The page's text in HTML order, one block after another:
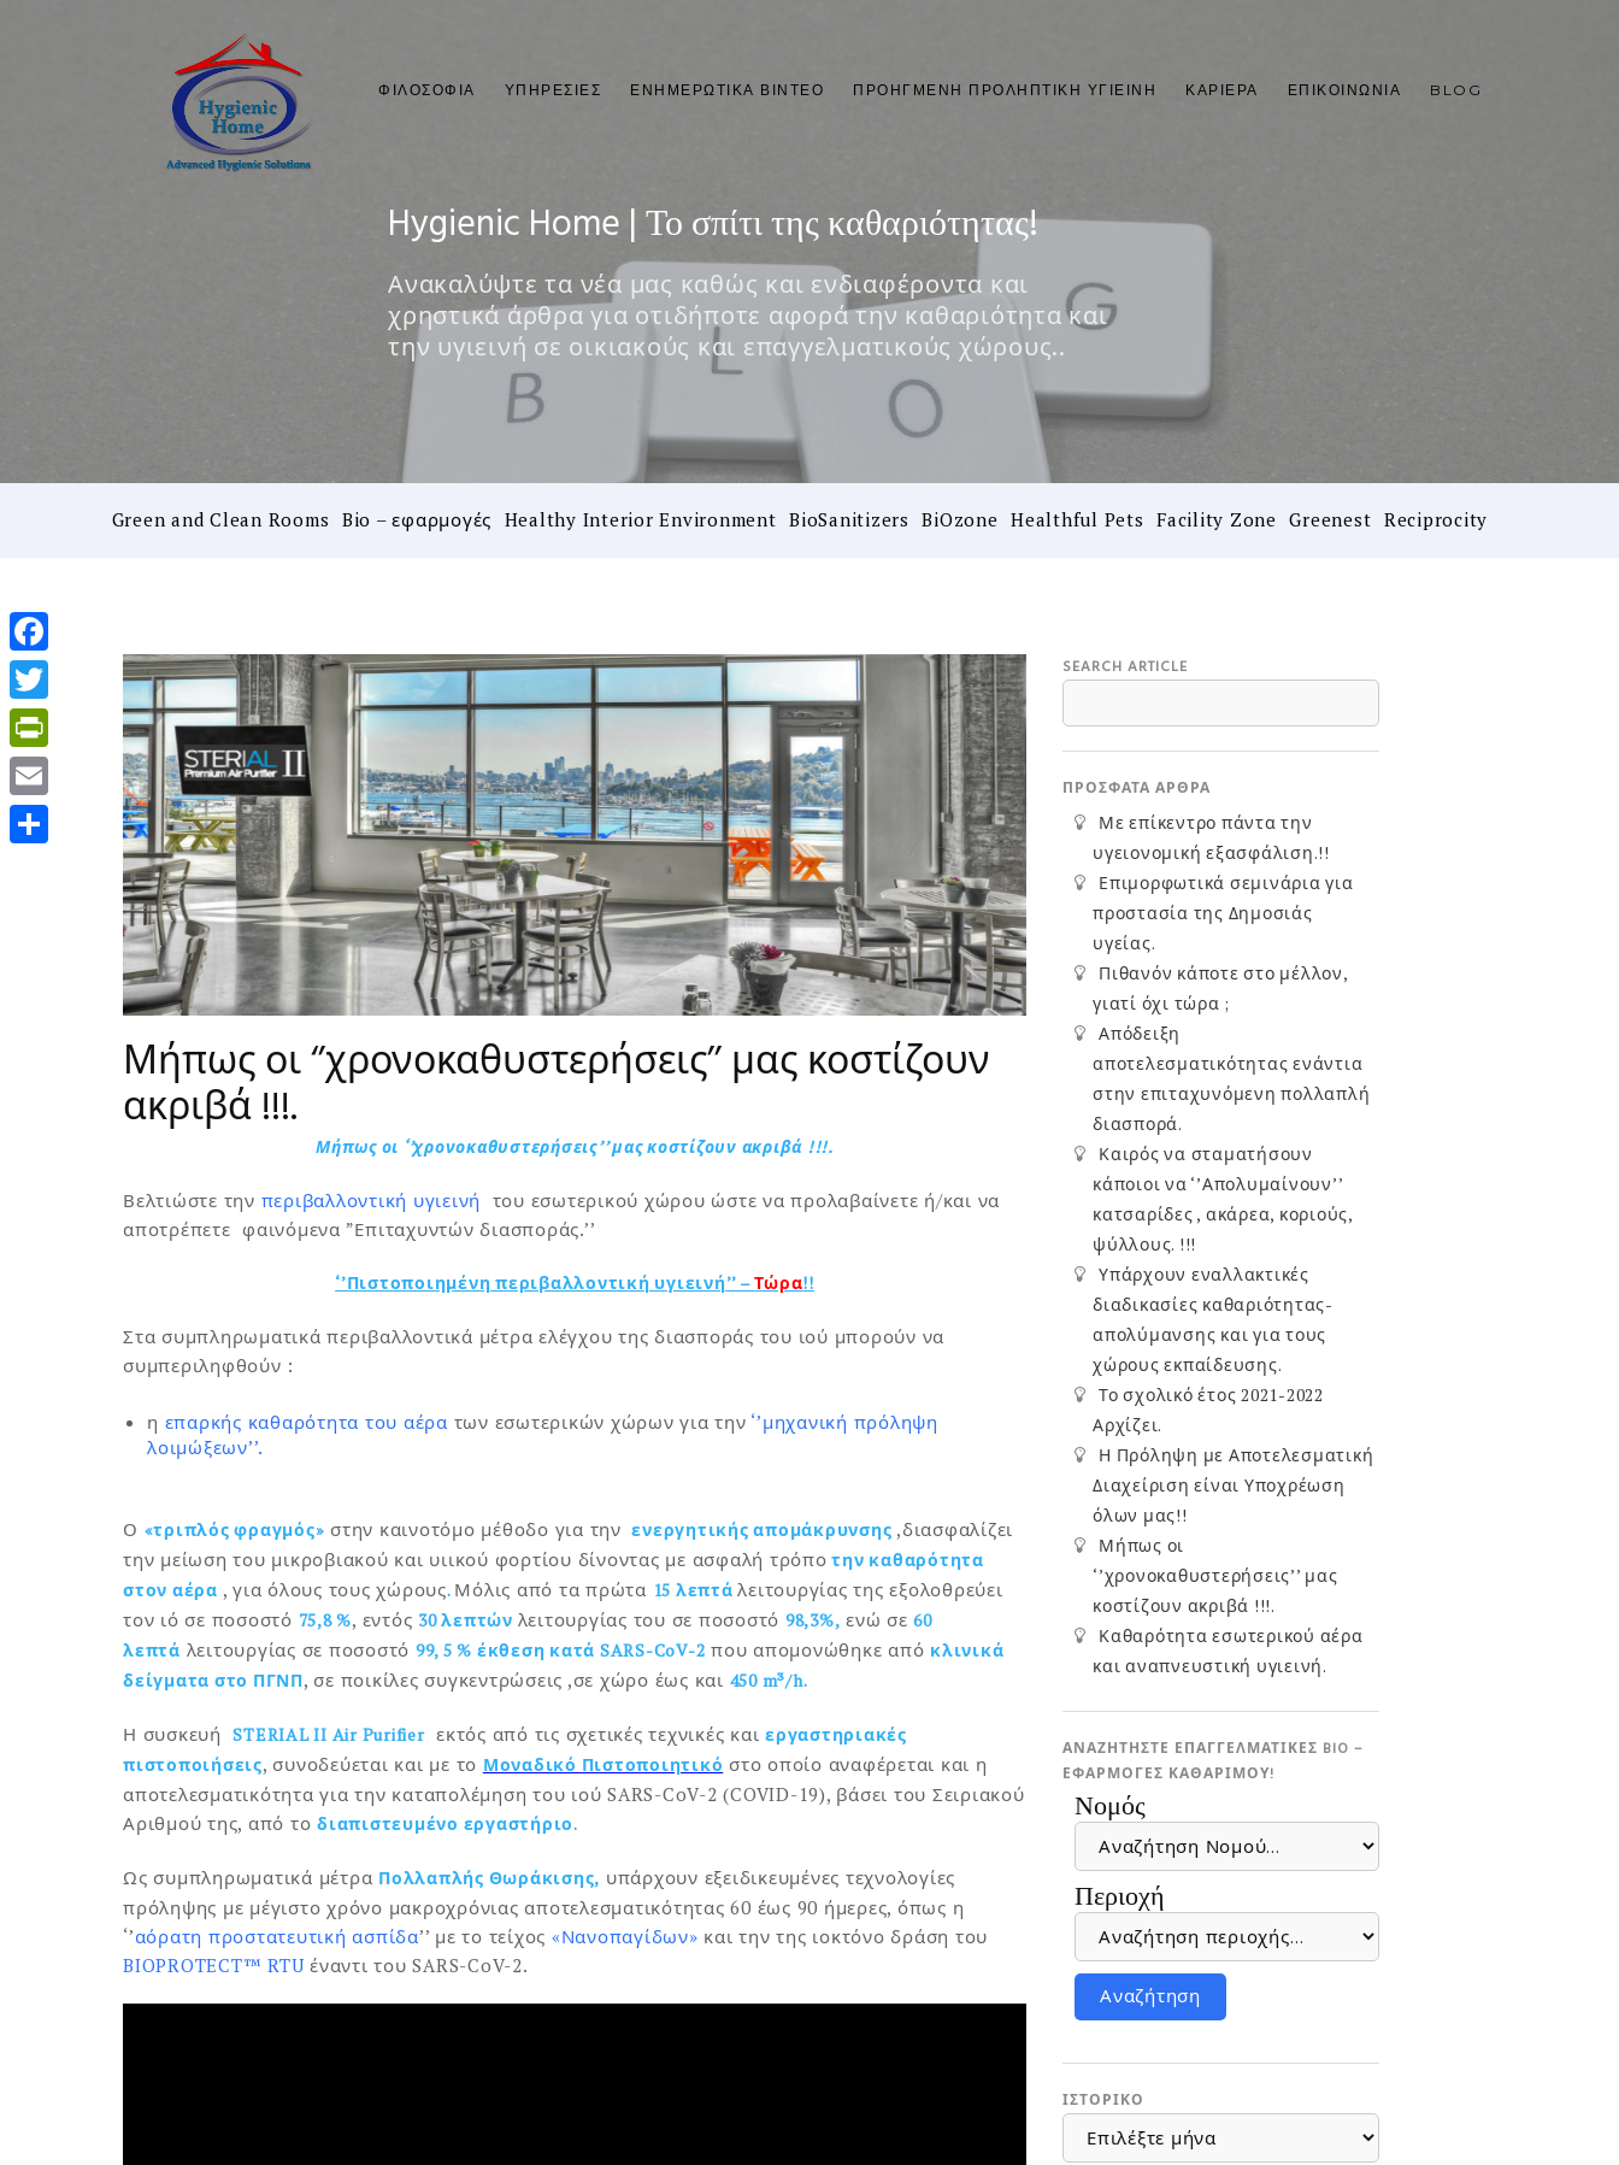
ΦΙΛΟΣΟΦΊΑ ΥΠΗΡΕΣΊΕΣ ΕΝΗΜΕΡΩΤΙΚΆ ΒΊΝΤΕΟ ΠΡΟΗΓΜΈΝΗ ΠΡΟΛΗΠΤΙΚΉ ΥΓΙΕΙΝΉ ΚΑΡΙΈΡΑ ΕΠΙΚΟΙΝΩΝΊΑ BLOG
Hygienic Home | Το σπίτι της καθαριότητας!
Ανακαλύψτε τα νέα μας καθώς και ενδιαφέροντα και
χρηστικά άρθρα για οτιδήποτε αφορά την καθαριότητα και
την υγιεινή σε οικιακούς και επαγγελματικούς χώρους..
Green and Clean Rooms Bio – εφαρμογές Healthy Interior Environment BioSanitizers BiOzone Healthful Pets Facility Zone Greenest Reciprocity
Μήπως οι ‘’χρονοκαθυστερήσεις’’ μας κοστίζουν
ακριβά !!!.
Μήπως οι ‘’χρονοκαθυστερήσεις’’ μας κοστίζουν ακριβά !!!.
Βελτιώστε την περιβαλλοντική υγιεινή του εσωτερικού χώρου ώστε να προλαβαίνετε ή/και να
αποτρέπετε φαινόμενα ”Επιταχυντών διασποράς.’’
‘’Πιστοποιημένη περιβαλλοντική υγιεινή’’ –Τώρα!!
Στα συμπληρωματικά περιβαλλοντικά μέτρα ελέγχου της διασποράς του ιού μπορούν να
συμπεριληφθούν :
η επαρκής καθαρότητα του αέρα των εσωτερικών χώρων για την ‘’μηχανική πρόληψη
λοιμώξεων’’.
Ο «τριπλός φραγμός» στην καινοτόμο μέθοδο για την ενεργητικής απομάκρυνσης ,διασφαλίζει
την μείωση του μικροβιακού και υιικού φορτίου δίνοντας με ασφαλή τρόπο την καθαρότητα
στον αέρα , για όλους τους χώρους. Μόλις από τα πρώτα 15 λεπτά λειτουργίας της εξολοθρεύει
τον ιό σε ποσοστό 75,8 %, εντός 30 λεπτών λειτουργίας του σε ποσοστό 98,3%, ενώ σε60
λεπτά λειτουργίας σε ποσοστό 99, 5 % έκθεση κατά SARS-CoV-2 που απομονώθηκε από κλινικά
δείγματα στο ΠΓΝΠ, σε ποικίλες συγκεντρώσεις ,σε χώρο έως και 450 m³/h.
Η συσκευή STERIALII Air Purifier εκτός από τις σχετικές τεχνικές και εργαστηριακές
πιστοποιήσεις, συνοδεύεται και με το Μοναδικό Πιστοποιητικό στο οποίο αναφέρεται και η
αποτελεσματικότητα για την καταπολέμηση του ιού SARS-CoV-2 (COVID-19), βάσει του Σειριακού
Αριθμού της, από το διαπιστευμένο εργαστήριο.
Ως συμπληρωματικά μέτρα Πολλαπλής Θωράκισης, υπάρχουν εξειδικευμένες τεχνολογίες
πρόληψης με μέγιστο χρόνο μακροχρόνιας αποτελεσματικότητας 60 έως 90 ήμερες, όπως η
‘’αόρατη προστατευτική ασπίδα’’ με το τείχος «Νανοπαγίδων» και την της ιοκτόνο δράση του
BIOPROTECT™ RTUέναντι του SARS-CoV-2.
SEARCH ARTICLE
ΠΡΌΣΦΑΤΑ ΆΡΘΡΑ
Με επίκεντρο πάντα την
υγειονομική εξασφάλιση.!!
Επιμορφωτικά σεμινάρια για
προστασία της Δημοσιάς
υγείας.
Πιθανόν κάποτε στο μέλλον,
γιατί όχι τώρα ;
Απόδειξη
αποτελεσματικότητας ενάντια
στην επιταχυνόμενη πολλαπλή
διασπορά.
Καιρός να σταματήσουν
κάποιοι να ‘’Απολυμαίνουν’’
κατσαρίδες , ακάρεα, κοριούς,
ψύλλους. !!!
Υπάρχουν εναλλακτικές
διαδικασίες καθαριότητας-
απολύμανσης και για τους
χώρους εκπαίδευσης.
Το σχολικό έτος 2021-2022
Αρχίζει.
Η Πρόληψη με Αποτελεσματική
Διαχείριση είναι Υποχρέωση
όλων μας!!
Μήπως οι
‘’χρονοκαθυστερήσεις’’ μας
κοστίζουν ακριβά !!!.
Καθαρότητα εσωτερικού αέρα
και αναπνευστική υγιεινή.
ΑΝΑΖΗΤΗΣΤΕ ΕΠΑΓΓΕΛΜΑΤΙΚΕΣ BIO –
ΕΦΑΡΜΟΓΕΣ ΚΑΘΑΡΙΜΟΎ!
Νομός
Περιοχή
ΙΣΤΟΡΙΚΌ
ΙΣΤΟΡΙΚΌ
Facebook
Twitter
PrintFriendly
Email
Μοιραστείτε